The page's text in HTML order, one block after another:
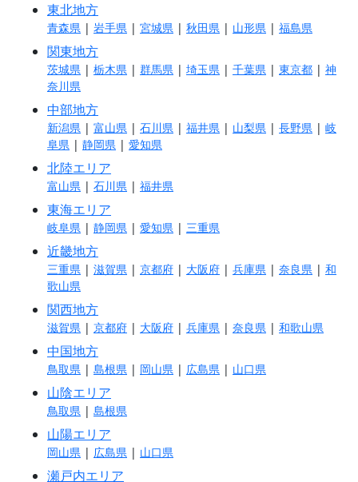
東北地方
青森県 | 岩手県 | 宮城県 | 秋田県 | 山形県 | 福島県
関東地方
茨城県 | 栃木県 | 群馬県 | 埼玉県 | 千葉県 | 東京都 | 神
奈川県
中部地方
新潟県 | 富山県 | 石川県 | 福井県 | 山梨県 | 長野県 | 岐
阜県 | 静岡県 | 愛知県
北陸エリア
富山県 | 石川県 | 福井県
東海エリア
岐阜県 | 静岡県 | 愛知県 | 三重県
近畿地方
三重県 | 滋賀県 | 京都府 | 大阪府 | 兵庫県 | 奈良県 | 和
歌山県
関西地方
滋賀県 | 京都府 | 大阪府 | 兵庫県 | 奈良県 | 和歌山県
中国地方
鳥取県 | 島根県 | 岡山県 | 広島県 | 山口県
山陰エリア
鳥取県 | 島根県
山陽エリア
岡山県 | 広島県 | 山口県
瀬戸内エリア